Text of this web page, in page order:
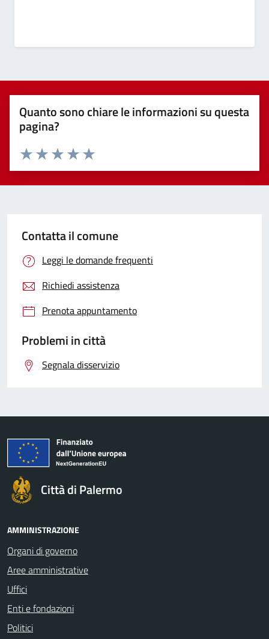
Quanto sono chiare le informazioni su questa
pagina?
Valuta 5 stelle su 5
Valuta 4 stelle su 5
Valuta 3 stelle su 5
Valuta 2 stelle su 5
Valuta 1 stelle su 5
Contatta il comune
Leggi le domande frequenti
Richiedi assistenza
Prenota appuntamento
Problemi in città
Segnala disservizio
Città di Palermo
AMMINISTRAZIONE
Organi di governo
Aree amministrative
Uffici
Enti e fondazioni
Politici